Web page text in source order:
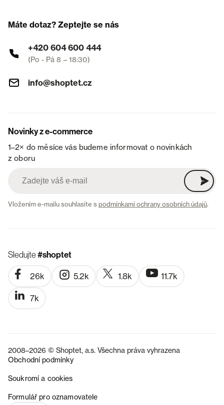
Máte dotaz? Zeptejte se nás
+420 604 600 444
(Po - Pá 8 – 18:30)
info@shoptet.cz
Novinky z e-commerce
1–2× do měsíce vás budeme informovat o novinkách
z oboru
Vložením e-mailu souhlasíte spodmínkami ochrany osobních údajů.
Sledujte#shoptet
26k 5.2k 1.8k 11.7k
7k
2008–2026 © Shoptet, a.s. Všechna práva vyhrazena
Obchodní podmínky
Soukromí a cookies
Formulář pro oznamovatele